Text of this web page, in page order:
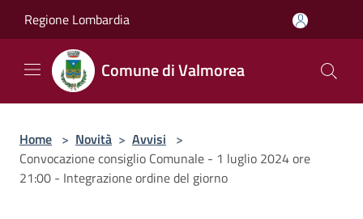
Regione Lombardia
Comune di Valmorea
Home > Novità > Avvisi >
Convocazione consiglio Comunale - 1 luglio 2024 ore
21:00 - Integrazione ordine del giorno